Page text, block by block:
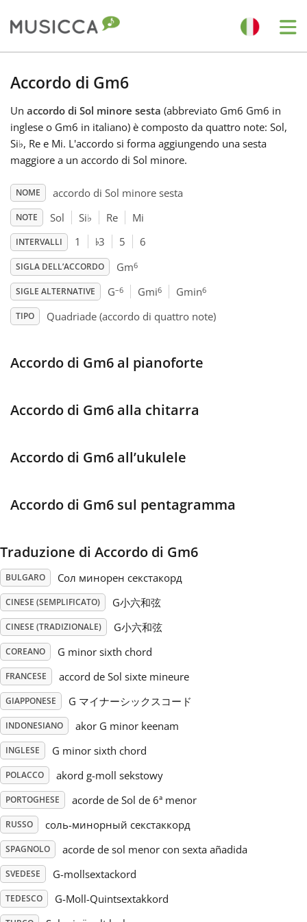
Български
Dansk
English
Español
Italiano
日本語
Polski
Português
Svenska
Tiếng Việt
Türkçe
简体中文
繁體中文
Accordo di Gm6
Un accordo di Sol minore sesta (abbreviato Gm6 Gm6 in
inglese o Gm6 in italiano) è composto da quattro note: Sol,
Si♭, Re e Mi. L'accordo si forma aggiungendo una sesta
maggiore a un accordo di Sol minore.
NOME accordo di Sol minore sesta
NOTE Sol Si♭ Re Mi
INTERVALLI 1 ♭3 5 6
SIGLA DELL’ACCORDO Gm6
SIGLE ALTERNATIVE G–6 Gmi6 Gmin6
TIPO Quadriade (accordo di quattro note)
Accordo di Gm6 al pianoforte
Accordo di Gm6 alla chitarra
Accordo di Gm6 all’ukulele
Accordo di Gm6 sul pentagramma
Traduzione di Accordo di Gm6
BULGARO Сол минорен секстакорд
CINESE (SEMPLIFICATO) G小六和弦
CINESE (TRADIZIONALE) G小六和弦
COREANO G minor sixth chord
FRANCESE accord de Sol sixte mineure
GIAPPONESE G マイナーシックスコード
INDONESIANO akor G minor keenam
INGLESE G minor sixth chord
POLACCO akord g-moll sekstowy
PORTOGHESE acorde de Sol de 6ª menor
RUSSO соль-минорный секстаккорд
SPAGNOLO acorde de sol menor con sexta añadida
SVEDESE G-mollsextackord
TEDESCO G-Moll-Quintsextakkord